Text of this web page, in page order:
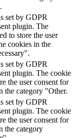
set by GDPR
plugin. The
to store the user
cookies in the
set by GDPR
plugin. The cookie
the user consent for
the category "Other.
set by GDPR
plugin. The cookie
the user consent for
the category